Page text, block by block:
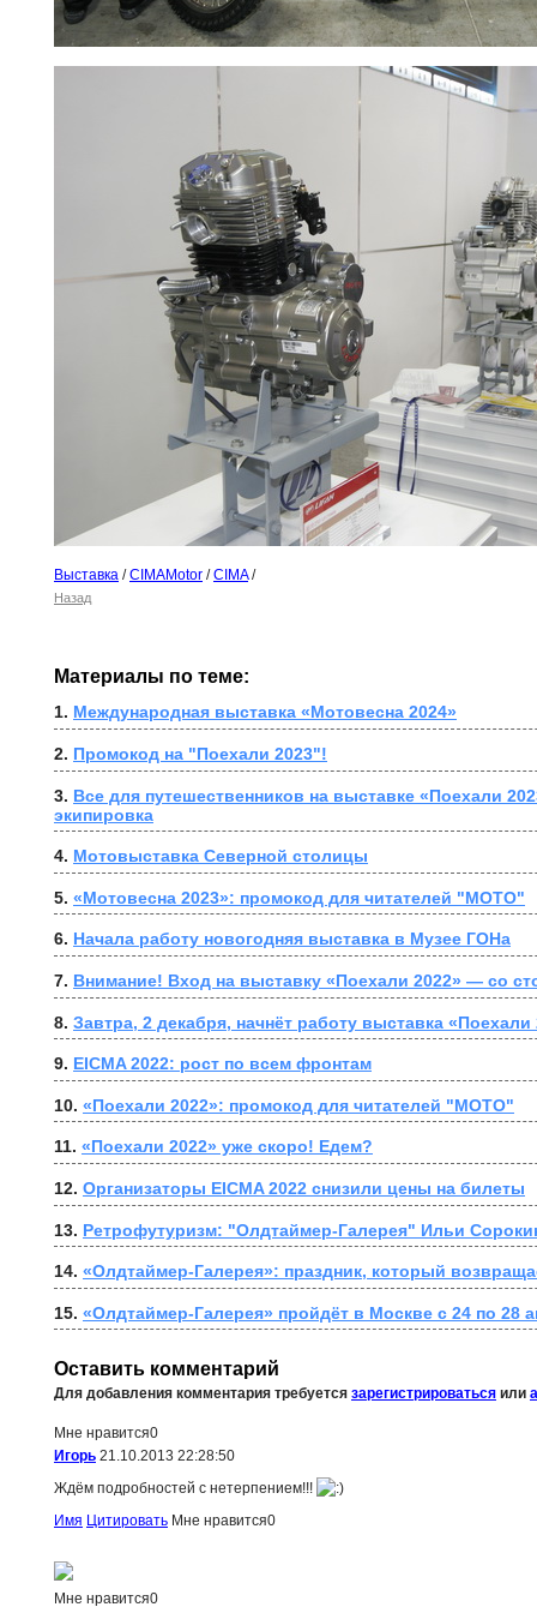
Выставка /CIMAMotor /CIMA/
Назад
Материалы по теме:
1. Международная выставка «Мотовесна 2024»
2. Промокод на "Поехали 2023"!
3. Все для путешественников на выставке «Поехали
экипировка
4. Мотовыставка Северной столицы
5. «Мотовесна 2023»: промокод для читателей "МОТО"
6. Начала работу новогодняя выставка в Музее ГОНа
7. Внимание! Вход на выставку «Поехали 2022» — со
8. Завтра, 2 декабря, начнёт работу выставка «Поехали
9. EICMA 2022: рост по всем фронтам
10. «Поехали 2022»: промокод для читателей "МОТО"
11. «Поехали 2022» уже скоро! Едем?
12. Организаторы EICMA 2022 снизили цены на билеты
13. Ретрофутуризм: "Олдтаймер-Галерея" Ильи
14. «Олдтаймер-Галерея»: праздник, который
15. «Олдтаймер-Галерея» пройдёт в Москве с 24 по 28
Оставить комментарий
Для добавления комментария требуется зарегистрироваться или
Мне нравится0
Игорь 21.10.2013 22:28:50
Ждём подробностей с нетерпением!!!
Имя Цитировать Мне нравится0
Мне нравится0